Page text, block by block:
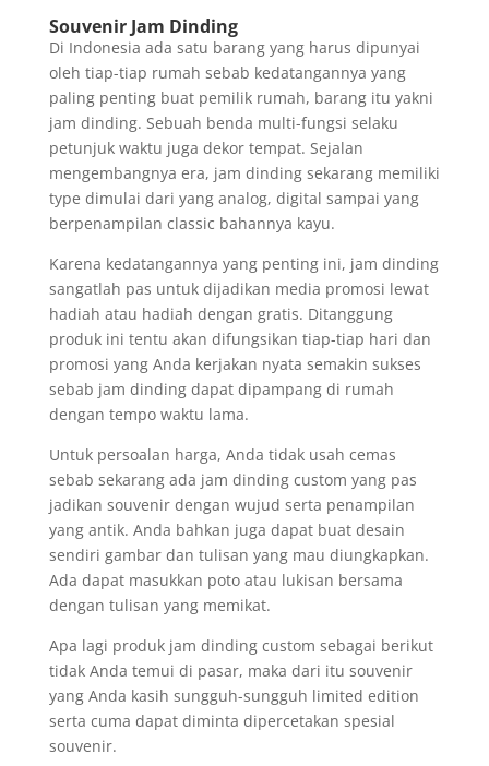
Souvenir Jam Dinding
Di Indonesia ada satu barang yang harus dipunyai
oleh tiap-tiap rumah sebab kedatangannya yang
paling penting buat pemilik rumah, barang itu yakni
jam dinding. Sebuah benda multi-fungsi selaku
petunjuk waktu juga dekor tempat. Sejalan
mengembangnya era, jam dinding sekarang memiliki
type dimulai dari yang analog, digital sampai yang
berpenampilan classic bahannya kayu.
Karena kedatangannya yang penting ini, jam dinding
sangatlah pas untuk dijadikan media promosi lewat
hadiah atau hadiah dengan gratis. Ditanggung
produk ini tentu akan difungsikan tiap-tiap hari dan
promosi yang Anda kerjakan nyata semakin sukses
sebab jam dinding dapat dipampang di rumah
dengan tempo waktu lama.
Untuk persoalan harga, Anda tidak usah cemas
sebab sekarang ada jam dinding custom yang pas
jadikan souvenir dengan wujud serta penampilan
yang antik. Anda bahkan juga dapat buat desain
sendiri gambar dan tulisan yang mau diungkapkan.
Ada dapat masukkan poto atau lukisan bersama
dengan tulisan yang memikat.
Apa lagi produk jam dinding custom sebagai berikut
tidak Anda temui di pasar, maka dari itu souvenir
yang Anda kasih sungguh-sungguh limited edition
serta cuma dapat diminta dipercetakan spesial
souvenir.